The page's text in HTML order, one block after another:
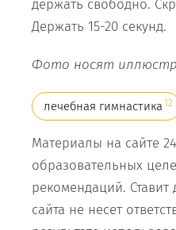
держать свободно.
Держать 15-20 секунд.
Фото носят
лечебная гимнастика 12
Материалы на сайте
образовательных
рекомендаций.
сайта не несет